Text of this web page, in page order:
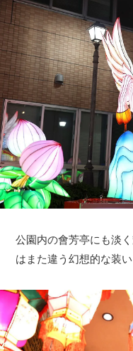
公園内の會芳亭にも淡
はまた違う幻想的な装